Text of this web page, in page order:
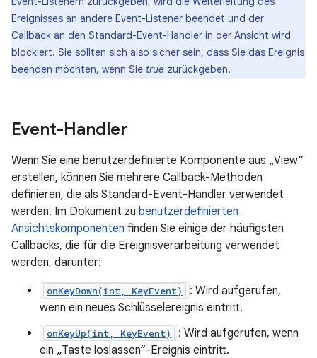
Ereignisses an andere Event-Listener beendet und der
Callback an den Standard-Event-Handler in der Ansicht wird
blockiert. Sie sollten sich also sicher sein, dass Sie das Ereignis
beenden möchten, wenn Sie true zurückgeben.
Event-Handler
Wenn Sie eine benutzerdefinierte Komponente aus „View“
erstellen, können Sie mehrere Callback-Methoden
definieren, die als Standard-Event-Handler verwendet
werden. Im Dokument zu benutzerdefinierten
Ansichtskomponenten finden Sie einige der häufigsten
Callbacks, die für die Ereignisverarbeitung verwendet
werden, darunter:
onKeyDown(int, KeyEvent)
: Wird aufgerufen,
wenn ein neues Schlüsselereignis eintritt.
onKeyUp(int, KeyEvent)
: Wird aufgerufen, wenn
ein „Taste loslassen“-Ereignis eintritt.